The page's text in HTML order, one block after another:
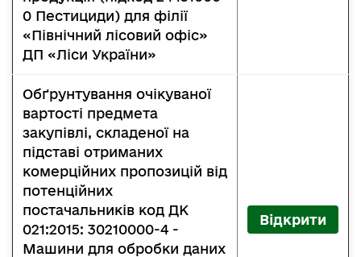
0 Пестициди) для філії
«Північний лісовий офіс»
ДП «Ліси України»
Обґрунтування очікуваної
вартості предмета
закупівлі, складеної на
підставі отриманих
комерційних пропозицій від
потенційних
постачальників код ДК
021:2015: 30210000-4 -
Машини для обробки даних
Відкрити